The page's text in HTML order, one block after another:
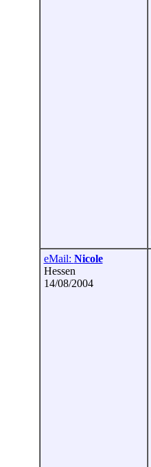
eMail: Nicole
Hessen
14/08/2004